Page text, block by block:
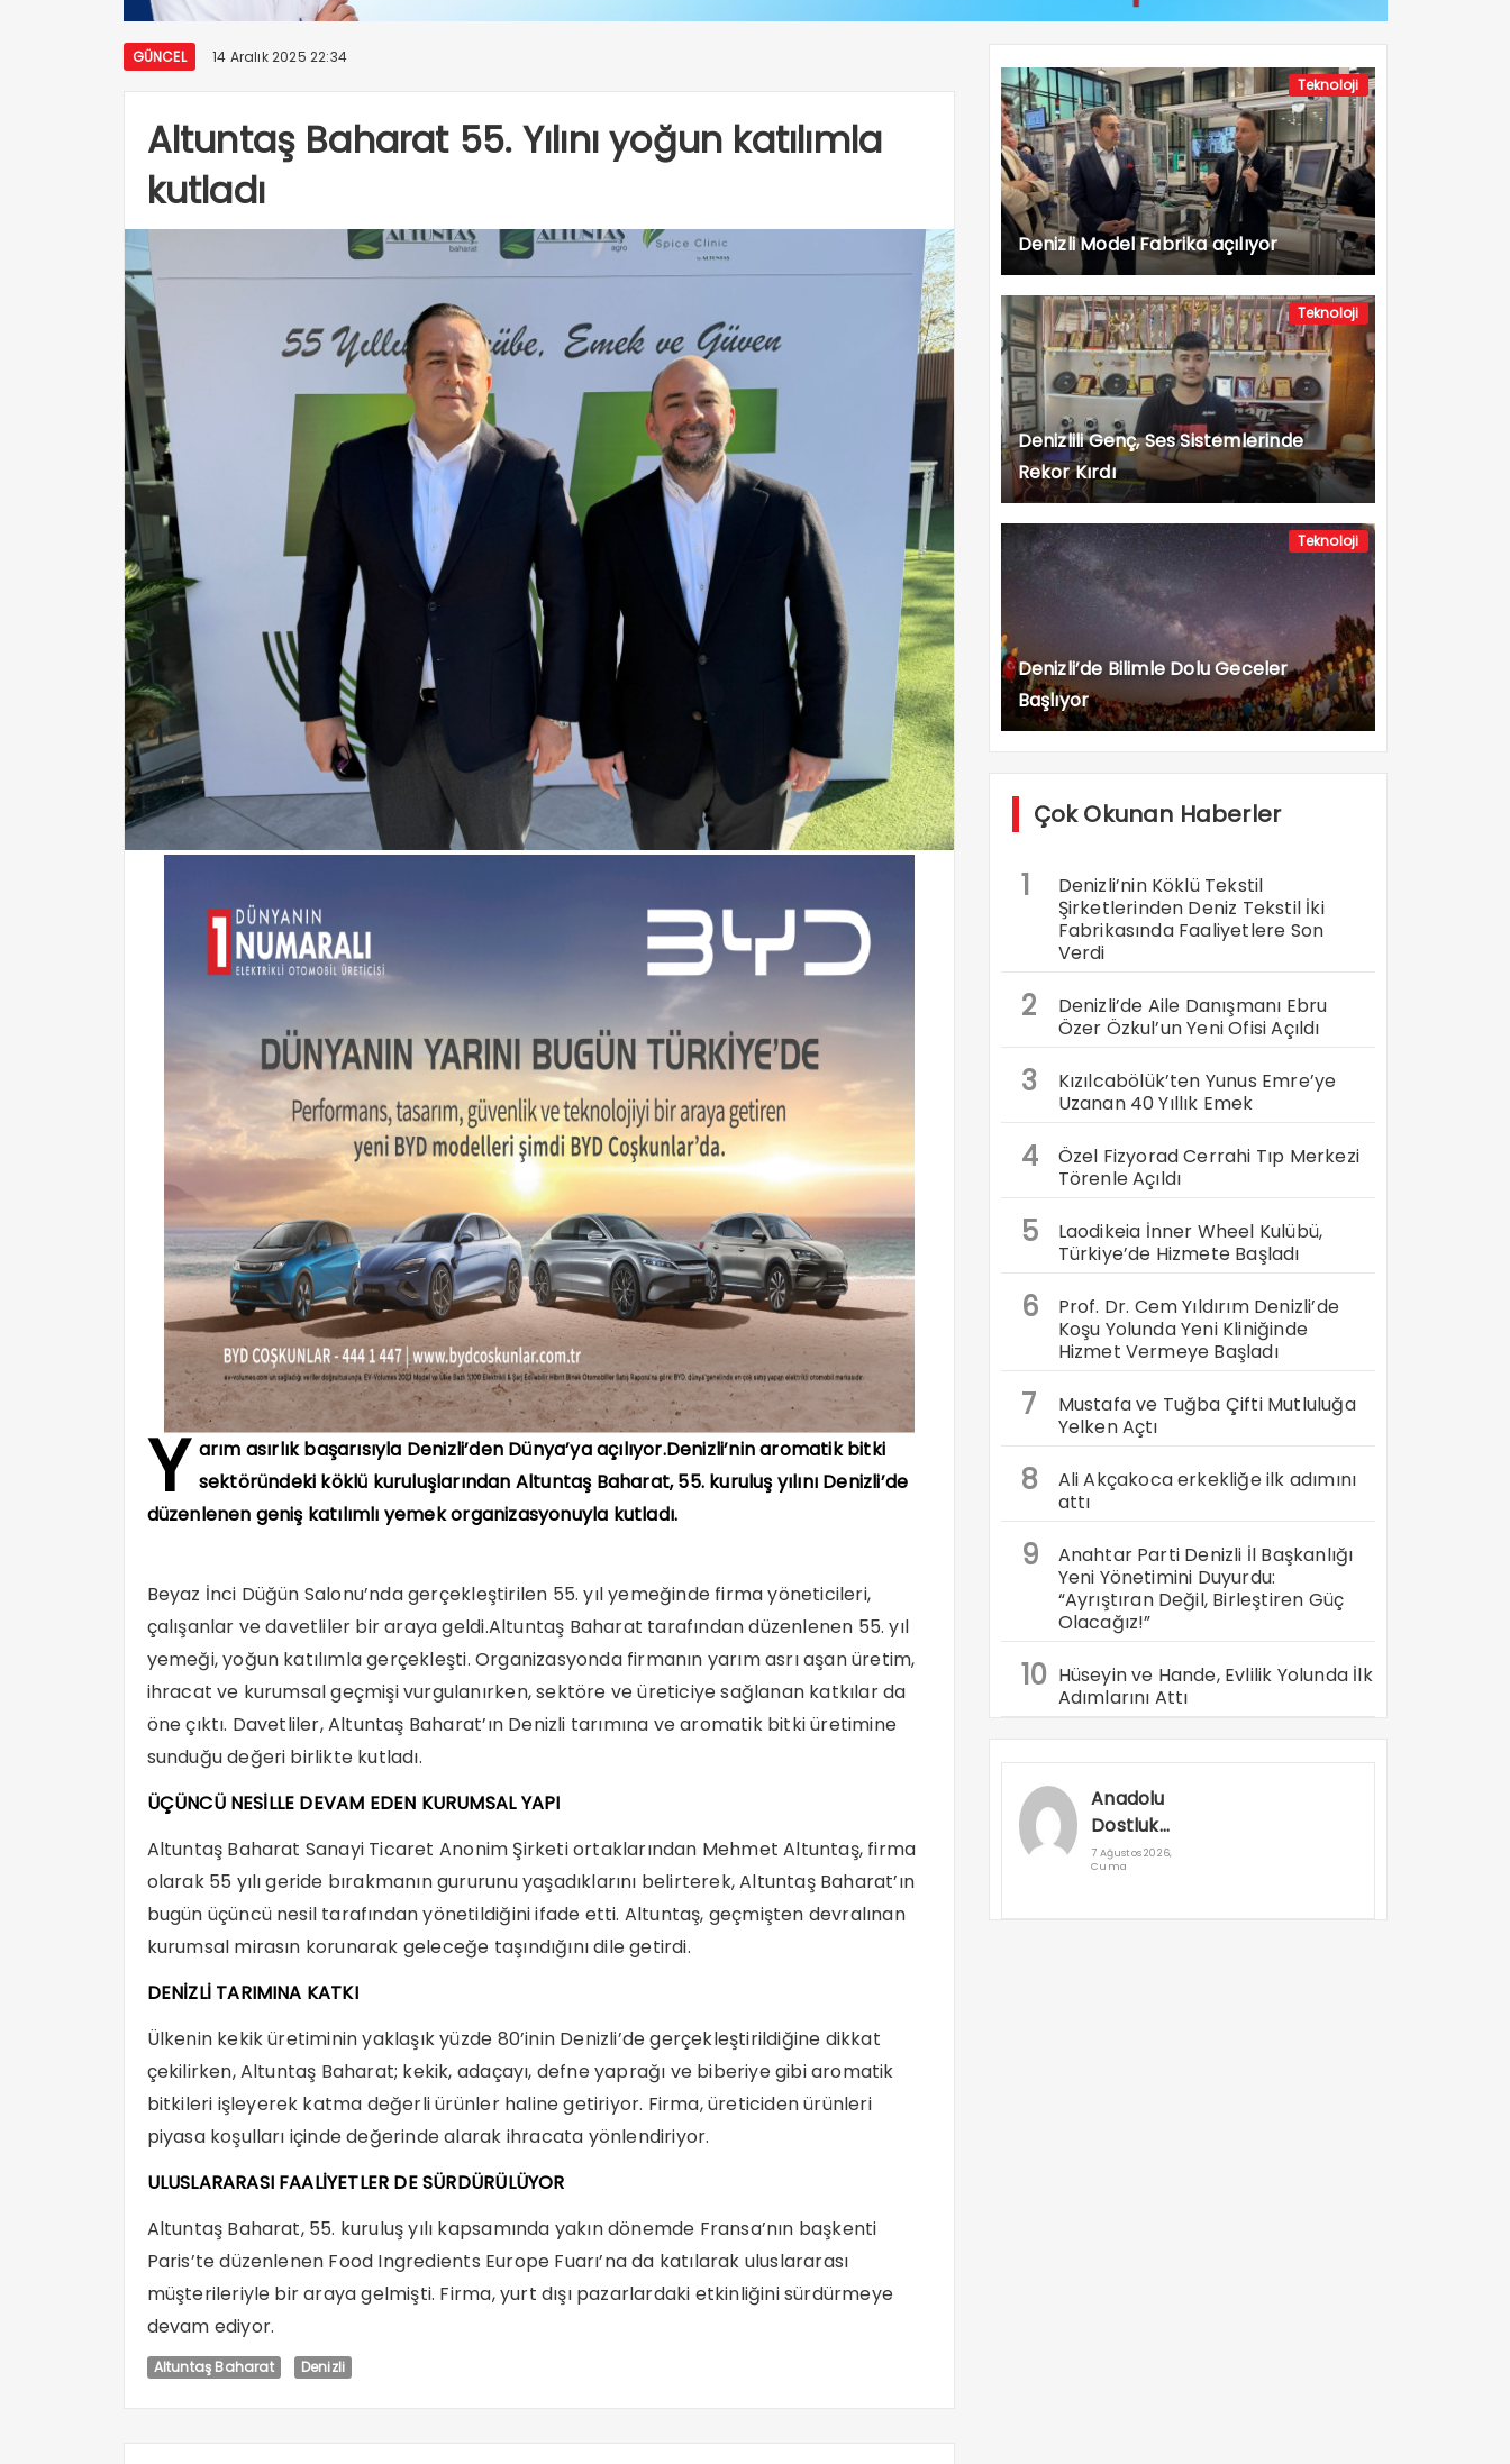
GÜNCEL 14 Aralık 2025 22:34
Altuntaş Baharat 55. Yılını yoğun katılımla
kutladı
Y arım asırlık başarısıyla Denizli’den Dünya’ya açılıyor.Denizli’nin aromatik bitki
sektöründeki köklü kuruluşlarından Altuntaş Baharat, 55. kuruluş yılını Denizli’de
düzenlenen geniş katılımlı yemek organizasyonuyla kutladı.
Beyaz İnci Düğün Salonu’nda gerçekleştirilen 55. yıl yemeğinde firma yöneticileri,
çalışanlar ve davetliler bir araya geldi.Altuntaş Baharat tarafından düzenlenen 55. yıl
yemeği, yoğun katılımla gerçekleşti. Organizasyonda firmanın yarım asrı aşan üretim,
ihracat ve kurumsal geçmişi vurgulanırken, sektöre ve üreticiye sağlanan katkılar da
öne çıktı. Davetliler, Altuntaş Baharat’ın Denizli tarımına ve aromatik bitki üretimine
sunduğu değeri birlikte kutladı.
ÜÇÜNCÜ NESİLLE DEVAM EDEN KURUMSAL YAPI
Altuntaş Baharat Sanayi Ticaret Anonim Şirketi ortaklarından Mehmet Altuntaş, firma
olarak 55 yılı geride bırakmanın gururunu yaşadıklarını belirterek, Altuntaş Baharat’ın
bugün üçüncü nesil tarafından yönetildiğini ifade etti. Altuntaş, geçmişten devralınan
kurumsal mirasın korunarak geleceğe taşındığını dile getirdi.
DENİZLİ TARIMINA KATKI
Ülkenin kekik üretiminin yaklaşık yüzde 80’inin Denizli’de gerçekleştirildiğine dikkat
çekilirken, Altuntaş Baharat; kekik, adaçayı, defne yaprağı ve biberiye gibi aromatik
bitkileri işleyerek katma değerli ürünler haline getiriyor. Firma, üreticiden ürünleri
piyasa koşulları içinde değerinde alarak ihracata yönlendiriyor.
ULUSLARARASI FAALİYETLER DE SÜRDÜRÜLÜYOR
Altuntaş Baharat, 55. kuruluş yılı kapsamında yakın dönemde Fransa’nın başkenti
Paris’te düzenlenen Food Ingredients Europe Fuarı’na da katılarak uluslararası
müşterileriyle bir araya gelmişti. Firma, yurt dışı pazarlardaki etkinliğini sürdürmeye
devam ediyor.
Altuntaş Baharat Denizli
Teknoloji
Denizli Model Fabrika açılıyor
Teknoloji
Denizlili Genç, Ses Sistemlerinde
Rekor Kırdı
Teknoloji
Denizli’de Bilimle Dolu Geceler
Başlıyor
Çok Okunan Haberler
1
Denizli’nin Köklü Tekstil
Şirketlerinden Deniz Tekstil İki
Fabrikasında Faaliyetlere Son
Verdi
2
Denizli’de Aile Danışmanı Ebru
Özer Özkul’un Yeni Ofisi Açıldı
3
Kızılcabölük’ten Yunus Emre’ye
Uzanan 40 Yıllık Emek
4
Özel Fizyorad Cerrahi Tıp Merkezi
Törenle Açıldı
5
Laodikeia İnner Wheel Kulübü,
Türkiye’de Hizmete Başladı
6
Prof. Dr. Cem Yıldırım Denizli’de
Koşu Yolunda Yeni Kliniğinde
Hizmet Vermeye Başladı
7
Mustafa ve Tuğba Çifti Mutluluğa
Yelken Açtı
8
Ali Akçakoca erkekliğe ilk adımını
attı
9
Anahtar Parti Denizli İl Başkanlığı
Yeni Yönetimini Duyurdu:
“Ayrıştıran Değil, Birleştiren Güç
Olacağız!”
10 Hüseyin ve Hande, Evlilik Yolunda İlk
Adımlarını Attı
Anadolu
Dostluk
Rallisi
7 Ağustos 2026,
Cuma